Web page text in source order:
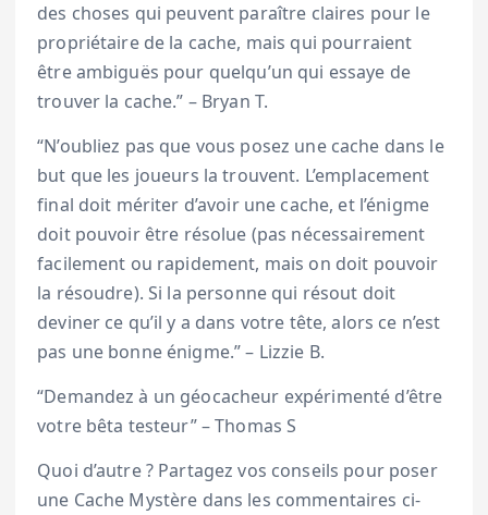
des choses qui peuvent paraître claires pour le
propriétaire de la cache, mais qui pourraient
être ambiguës pour quelqu’un qui essaye de
trouver la cache.” – Bryan T.
“N’oubliez pas que vous posez une cache dans le
but que les joueurs la trouvent. L’emplacement
final doit mériter d’avoir une cache, et l’énigme
doit pouvoir être résolue (pas nécessairement
facilement ou rapidement, mais on doit pouvoir
la résoudre). Si la personne qui résout doit
deviner ce qu’il y a dans votre tête, alors ce n’est
pas une bonne énigme.” – Lizzie B.
“Demandez à un géocacheur expérimenté d’être
votre bêta testeur” – Thomas S
Quoi d’autre ? Partagez vos conseils pour poser
une Cache Mystère dans les commentaires ci-